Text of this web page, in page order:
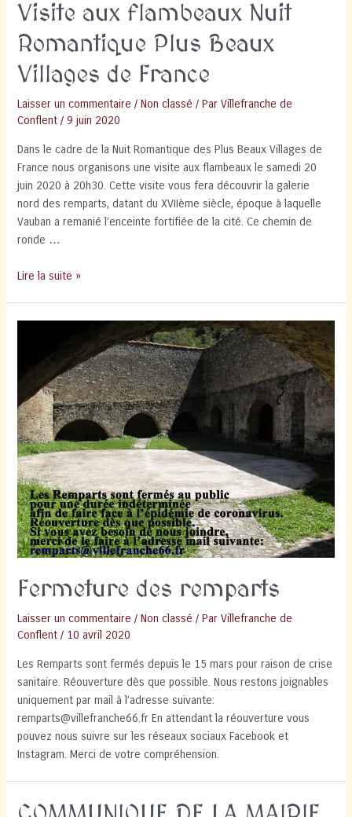
Visite aux flambeaux Nuit
Romantique Plus Beaux
Villages de France
Laisser un commentaire /Non classé / ParVillefranche de
Conflent /9 juin 2020
Dans le cadre de la Nuit Romantique des Plus Beaux Villages de
France nous organisons une visite aux flambeaux le samedi 20
juin 2020 à 20h30. Cette visite vous fera découvrir la galerie
nord des remparts, datant du XVIIème siècle, époque à laquelle
Vauban a remanié l’enceinte fortifiée de la cité. Ce chemin de
ronde …
Visite
Beaux
Villages
de
France
Lire la suite »
Fermeture des remparts
Laisser un commentaire /Non classé / ParVillefranche de
Conflent / 10 avril 2020
Les Remparts sont fermés depuis le 15 mars pour raison de crise
sanitaire. Réouverture dès que possible. Nous restons joignables
uniquement par mail à l’adresse suivante:
remparts@villefranche66.fr En attendant la réouverture vous
pouvez nous suivre sur les réseaux sociaux Facebook et
Instagram. Merci de votre compréhension.